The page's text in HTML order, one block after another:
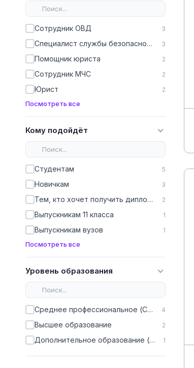
Сотрудник ОВД 3
Специалист службы безопасности 3
Помощник юриста 2
Сотрудник МЧС 2
Юрист 2
Посмотреть все
Кому подойдёт
Студентам 5
Новичкам 3
Тем, кто хочет получить диплом, чтобы работать официально 2
Выпускникам 11 класса 1
Выпускникам вузов 1
Посмотреть все
Уровень образования
Среднее профессиональное (СПО) 4
Высшее образование 2
Дополнительное образование (ДПО) 1